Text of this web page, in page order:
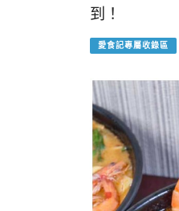
到！
愛食記專屬收錄區